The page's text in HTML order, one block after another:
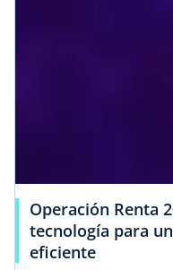
Operación Renta
tecnología para
eficiente